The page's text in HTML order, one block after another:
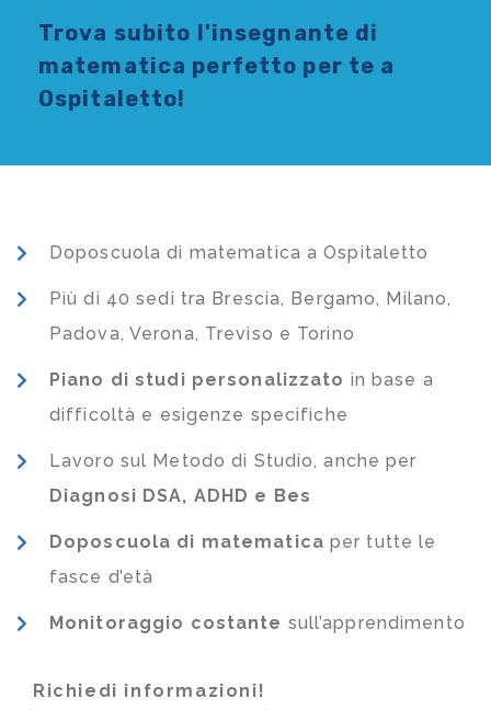
Trova subito l'insegnante di
matematica perfetto per te a
Ospitaletto!
Doposcuola di matematica a Ospitaletto
Più di 40 sedi tra Brescia, Bergamo, Milano,
Padova, Verona, Treviso e Torino
Piano di studi personalizzato in base a
difficoltà e esigenze specifiche
Lavoro sul Metodo di Studio, anche per
Diagnosi DSA, ADHD e Bes
Doposcuola di matematica per tutte le
fasce d’età
Monitoraggio costante sull’apprendimento
Richiedi informazioni!